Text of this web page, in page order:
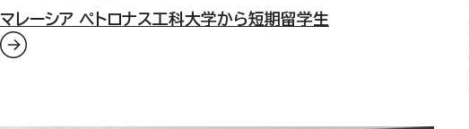
マレーシア ペトロナス工科大学から短期留学生